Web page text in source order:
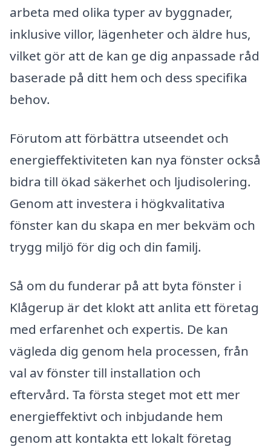
arbeta med olika typer av byggnader,
inklusive villor, lägenheter och äldre hus,
vilket gör att de kan ge dig anpassade råd
baserade på ditt hem och dess specifika
behov.
Förutom att förbättra utseendet och
energieffektiviteten kan nya fönster också
bidra till ökad säkerhet och ljudisolering.
Genom att investera i högkvalitativa
fönster kan du skapa en mer bekväm och
trygg miljö för dig och din familj.
Så om du funderar på att byta fönster i
Klågerup är det klokt att anlita ett företag
med erfarenhet och expertis. De kan
vägleda dig genom hela processen, från
val av fönster till installation och
eftervård. Ta första steget mot ett mer
energieffektivt och inbjudande hem
genom att kontakta ett lokalt företag